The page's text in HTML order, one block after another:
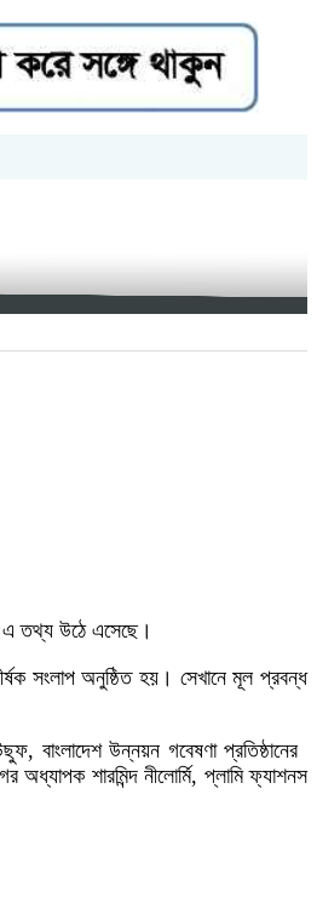
এ তথ্য উঠে এসেছে।
সংলাপ অনুষ্ঠিত হয়। সেখানে মূল প্রবন্ধ
বাংলাদেশ উন্নয়ন গবেষণা প্রতিষ্ঠানের
শারমিন্দ নীলোর্মি, প্লামি ফ্যাশনস